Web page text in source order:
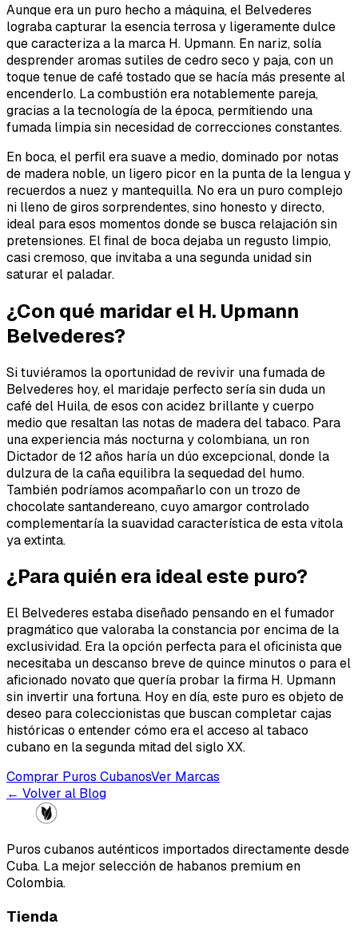
Aunque era un puro hecho a máquina, el Belvederes
lograba capturar la esencia terrosa y ligeramente dulce
que caracteriza a la marca H. Upmann. En nariz, solía
desprender aromas sutiles de cedro seco y paja, con un
toque tenue de café tostado que se hacía más presente al
encenderlo. La combustión era notablemente pareja,
gracias a la tecnología de la época, permitiendo una
fumada limpia sin necesidad de correcciones constantes.
En boca, el perfil era suave a medio, dominado por notas
de madera noble, un ligero picor en la punta de la lengua y
recuerdos a nuez y mantequilla. No era un puro complejo
ni lleno de giros sorprendentes, sino honesto y directo,
ideal para esos momentos donde se busca relajación sin
pretensiones. El final de boca dejaba un regusto limpio,
casi cremoso, que invitaba a una segunda unidad sin
saturar el paladar.
¿Con qué maridar el H. Upmann
Belvederes?
Si tuviéramos la oportunidad de revivir una fumada de
Belvederes hoy, el maridaje perfecto sería sin duda un
café del Huila, de esos con acidez brillante y cuerpo
medio que resaltan las notas de madera del tabaco. Para
una experiencia más nocturna y colombiana, un ron
Dictador de 12 años haría un dúo excepcional, donde la
dulzura de la caña equilibra la sequedad del humo.
También podríamos acompañarlo con un trozo de
chocolate santandereano, cuyo amargor controlado
complementaría la suavidad característica de esta vitola
ya extinta.
¿Para quién era ideal este puro?
El Belvederes estaba diseñado pensando en el fumador
pragmático que valoraba la constancia por encima de la
exclusividad. Era la opción perfecta para el oficinista que
necesitaba un descanso breve de quince minutos o para el
aficionado novato que quería probar la firma H. Upmann
sin invertir una fortuna. Hoy en día, este puro es objeto de
deseo para coleccionistas que buscan completar cajas
históricas o entender cómo era el acceso al tabaco
cubano en la segunda mitad del siglo XX.
Comprar Puros CubanosVer Marcas
← Volver al Blog
Puros cubanos auténticos importados directamente desde
Cuba. La mejor selección de habanos premium en
Colombia.
Tienda